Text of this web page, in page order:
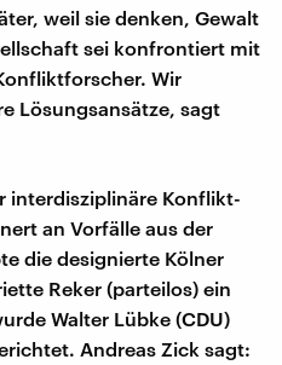
weil sie denken, Gewalt
sei konfrontiert mit
Wir
Lösungsansätze, sagt
interdisziplinäre Konflikt-
an Vorfälle aus der
die designierte Kölner
Reker (parteilos) ein
Walter Lübke (CDU)
Andreas Zick sagt: